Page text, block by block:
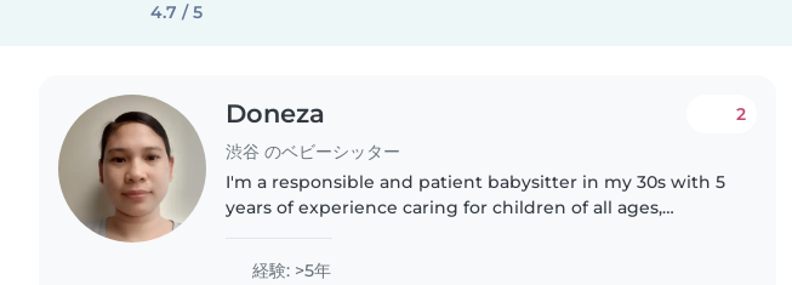
4.7 / 5
Doneza
渋谷 のベビーシッター
2
I'm a responsible and patient babysitter in my 30s with 5
years of experience caring for children of all ages,
schoolers. While..
経験: >5年